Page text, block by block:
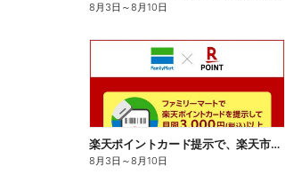
8月3日 ～8月10日
楽天ポイントカード提示で、楽天市場でのお買い物がおトクに!
8月3日 ～8月10日